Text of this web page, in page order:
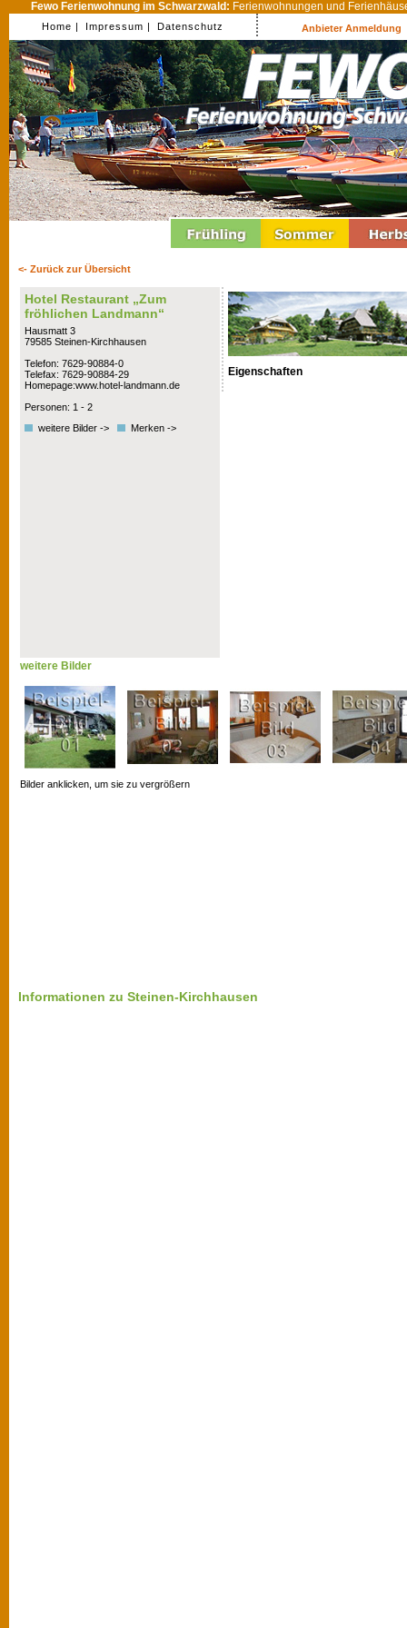
Fewo Ferienwohnung im Schwarzwald: Ferienwohnungen und
Home | Impressum | Datenschutz Anbieter Anmeldung
<- Zurück zur Übersicht
Hotel Restaurant „Zum
fröhlichen Landmann“
Hausmatt 3
79585 Steinen-Kirchhausen
Telefon: 7629-90884-0
Telefax: 7629-90884-29
Homepage:www.hotel-landmann.de
Personen: 1 - 2
weitere Bilder ->
Merken ->
Eigenschaften
weitere Bilder
Bilder anklicken, um sie zu vergrößern
Informationen zu Steinen-Kirchhausen